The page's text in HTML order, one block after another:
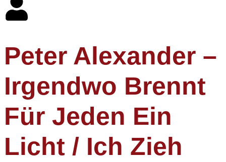
Peter Alexander –
Irgendwo Brennt
Für Jeden Ein
Licht / Ich Zieh